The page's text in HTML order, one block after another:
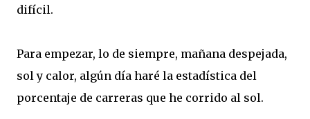
difícil.
Para empezar, lo de siempre, mañana despejada,
sol y calor, algún día haré la estadística del
porcentaje de carreras que he corrido al sol.